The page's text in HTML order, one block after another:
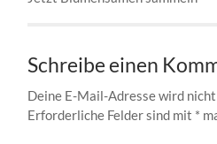
Schreibe einen
Deine E-Mail-Adresse wird
Erforderliche Felder sind mit *